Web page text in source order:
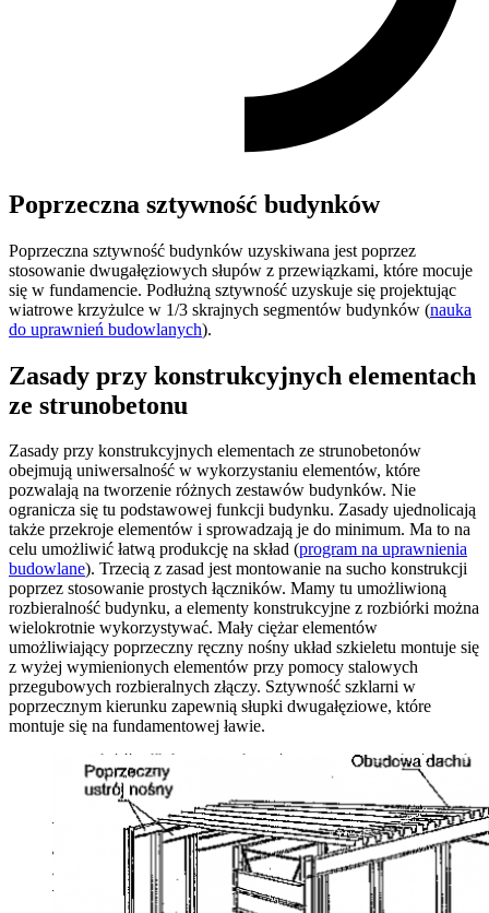
Poprzeczna sztywność budynków
Poprzeczna sztywność budynków uzyskiwana jest poprzez
stosowanie dwugałęziowych słupów z przewiązkami, które mocuje
się w fundamencie. Podłużną sztywność uzyskuje się projektując
wiatrowe krzyżulce w 1/3 skrajnych segmentów budynków (nauka
do uprawnień budowlanych).
Zasady przy konstrukcyjnych elementach
ze strunobetonu
Zasady przy konstrukcyjnych elementach ze strunobetonów
obejmują uniwersalność w wykorzystaniu elementów, które
pozwalają na tworzenie różnych zestawów budynków. Nie
ogranicza się tu podstawowej funkcji budynku. Zasady ujednolicają
także przekroje elementów i sprowadzają je do minimum. Ma to na
celu umożliwić łatwą produkcję na skład (program na uprawnienia
budowlane). Trzecią z zasad jest montowanie na sucho konstrukcji
poprzez stosowanie prostych łączników. Mamy tu umożliwioną
rozbieralność budynku, a elementy konstrukcyjne z rozbiórki można
wielokrotnie wykorzystywać. Mały ciężar elementów
umożliwiający poprzeczny ręczny nośny układ szkieletu montuje się
z wyżej wymienionych elementów przy pomocy stalowych
przegubowych rozbieralnych złączy. Sztywność szklarni w
poprzecznym kierunku zapewnią słupki dwugałęziowe, które
montuje się na fundamentowej ławie.